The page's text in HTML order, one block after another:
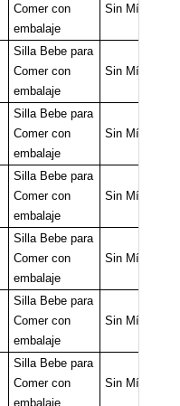
Comer con
embalaje
Sin Mínimo
Silla Bebe para
Comer con
embalaje
Sin Mínimo
Silla Bebe para
Comer con
embalaje
Sin Mínimo
Silla Bebe para
Comer con
embalaje
Sin Mínimo
Silla Bebe para
Comer con
embalaje
Sin Mínimo
Silla Bebe para
Comer con
embalaje
Sin Mínimo
Silla Bebe para
Comer con
embalaje
Sin Mínimo